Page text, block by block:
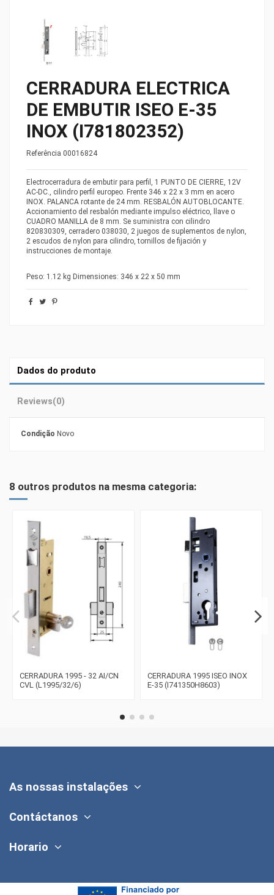
CERRADURA ELECTRICA
DE EMBUTIR ISEO E-35
INOX (I781802352)
Referência 00016824
Electrocerradura de embutir para perfil, 1 PUNTO DE CIERRE, 12V
AC-DC., cilindro perfil europeo. Frente 346 x 22 x 3 mm en acero
INOX. PALANCA rotante de 24 mm. RESBALÓN AUTOBLOCANTE.
Accionamiento del resbalón mediante impulso eléctrico, llave o
CUADRO MANILLA de 8 mm. Se suministra con cilindro
820830309, cerradero 038030, 2 juegos de suplementos de nylon,
2 escudos de nylon para cilindro, tornillos de fijación y
instrucciones de montaje.
Peso: 1.12 kg Dimensiones: 346 x 22 x 50 mm
Dados do produto
Reviews(0)
Condição Novo
8 outros produtos na mesma categoria:
CERRADURA 1995 - 32 AI/CN
CVL (L1995/32/6)
CERRADURA 1995 ISEO INOX
E-35 (I741350H8603)
As nossas instalações
Contáctanos
Horario